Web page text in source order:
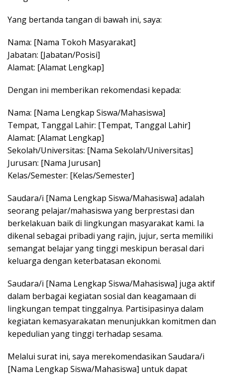
Yang bertanda tangan di bawah ini, saya:
Nama: [Nama Tokoh Masyarakat]
Jabatan: [Jabatan/Posisi]
Alamat: [Alamat Lengkap]
Dengan ini memberikan rekomendasi kepada:
Nama: [Nama Lengkap Siswa/Mahasiswa]
Tempat, Tanggal Lahir: [Tempat, Tanggal Lahir]
Alamat: [Alamat Lengkap]
Sekolah/Universitas: [Nama Sekolah/Universitas]
Jurusan: [Nama Jurusan]
Kelas/Semester: [Kelas/Semester]
Saudara/i [Nama Lengkap Siswa/Mahasiswa] adalah
seorang pelajar/mahasiswa yang berprestasi dan
berkelakuan baik di lingkungan masyarakat kami. Ia
dikenal sebagai pribadi yang rajin, jujur, serta memiliki
semangat belajar yang tinggi meskipun berasal dari
keluarga dengan keterbatasan ekonomi.
Saudara/i [Nama Lengkap Siswa/Mahasiswa] juga aktif
dalam berbagai kegiatan sosial dan keagamaan di
lingkungan tempat tinggalnya. Partisipasinya dalam
kegiatan kemasyarakatan menunjukkan komitmen dan
kepedulian yang tinggi terhadap sesama.
Melalui surat ini, saya merekomendasikan Saudara/i
[Nama Lengkap Siswa/Mahasiswa] untuk dapat